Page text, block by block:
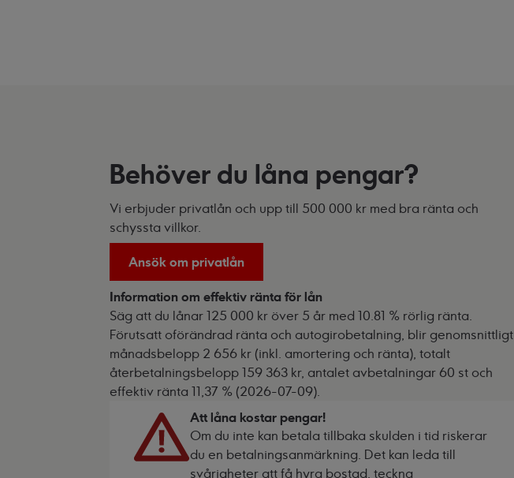
Behöver du låna pengar?
Vi erbjuder privatlån och upp till 500 000 kr med bra ränta och
schyssta villkor.
Ansök om privatlån
Information om effektiv ränta för lån
Säg att du lånar 125 000 kr över 5 år med 10.81 % rörlig ränta.
Förutsatt oförändrad ränta och autogirobetalning, blir genomsnittligt
månadsbelopp 2 656 kr (inkl. amortering och ränta), totalt
återbetalningsbelopp 159 363 kr, antalet avbetalningar 60 st och
effektiv ränta 11,37 % (2026-07-09).
Att låna kostar pengar!
Om du inte kan betala tillbaka skulden i tid riskerar
du en betalningsanmärkning. Det kan leda till
svårigheter att få hyra bostad, teckna